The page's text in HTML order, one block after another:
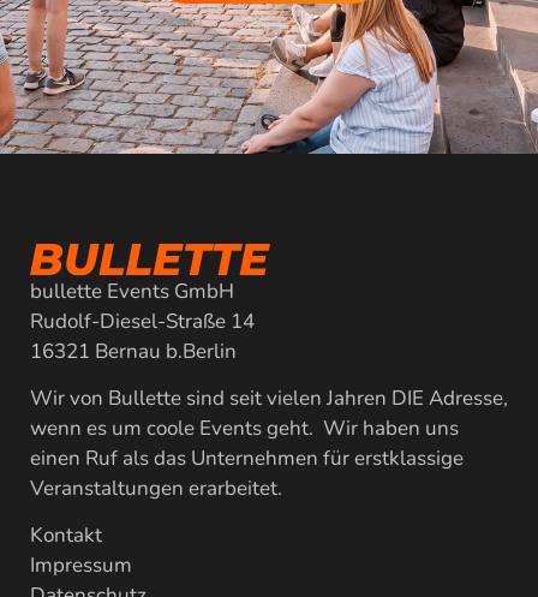
bullette Events GmbH
Rudolf-Diesel-Straße 14
16321 Bernau b.Berlin
Wir von Bullette sind seit vielen Jahren DIE Adresse,
wenn es um coole Events geht. Wir haben uns
einen Ruf als das Unternehmen für erstklassige
Veranstaltungen erarbeitet.
Kontakt
Impressum